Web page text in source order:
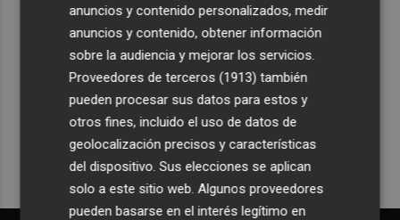
Recibe toda la actualidad de
Plaza Podcast en tu correo
Quiero suscribirme
anuncios y contenido personalizados, medir
anuncios y contenido, obtener información
sobre la audiencia y mejorar los servicios.
Proveedores de terceros (1913) también
pueden procesar sus datos para estos y
otros fines, incluido el uso de datos de
geolocalización precisos y características
del dispositivo. Sus elecciones se aplican
solo a este sitio web. Algunos proveedores
pueden basarse en el interés legítimo en